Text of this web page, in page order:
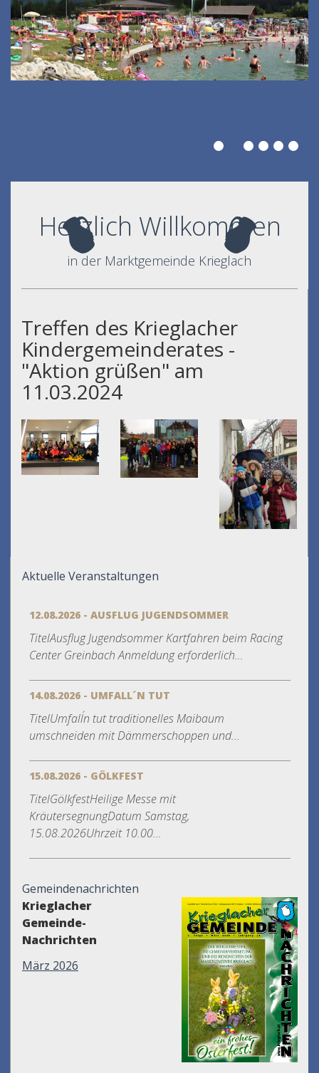
Herzlich Willkommen
in der Marktgemeinde Krieglach
Treffen des Krieglacher
Kindergemeinderates -
"Aktion grüßen" am
11.03.2024
Aktuelle Veranstaltungen
12.08.2026 - AUSFLUG JUGENDSOMMER
TitelAusflug Jugendsommer Kartfahren beim Racing
Center Greinbach Anmeldung erforderlich...
14.08.2026 - UMFALL´N TUT
TitelUmfall´n tut traditionelles Maibaum
umschneiden mit Dämmerschoppen und...
15.08.2026 - GÖLKFEST
TitelGölkfestHeilige Messe mit
KräutersegnungDatum Samstag,
15.08.2026Uhrzeit 10.00...
Gemeindenachrichten
Krieglacher
Gemeinde-
Nachrichten
März 2026